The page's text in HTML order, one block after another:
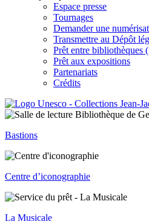
Espace presse
Tournages
Demander une
Transmettre au Dépôt
Prêt entre bibliothèques
Prêt aux expositions
Partenariats
Crédits
Bastions
Centre d’iconographie
La Musicale